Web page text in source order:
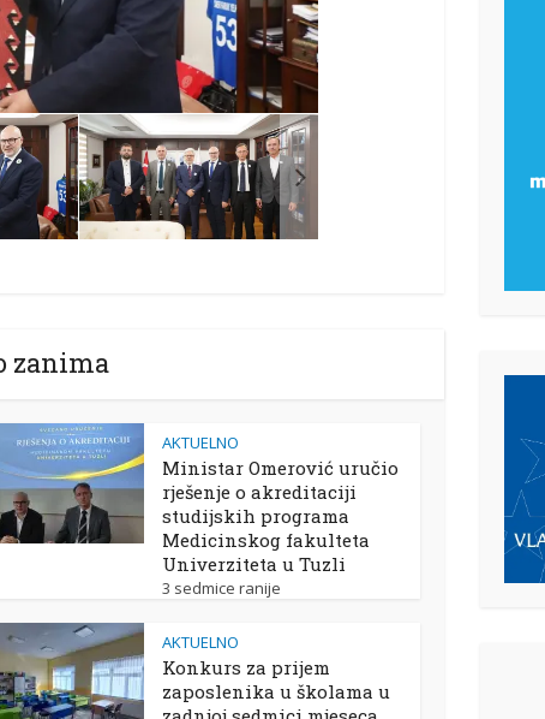
zanima
AKTUELNO
Ministar Omerović uručio
rješenje o akreditaciji
studijskih programa
Medicinskog fakulteta
Univerziteta u Tuzli
3 sedmice ranije
AKTUELNO
Konkurs za prijem
zaposlenika u školama u